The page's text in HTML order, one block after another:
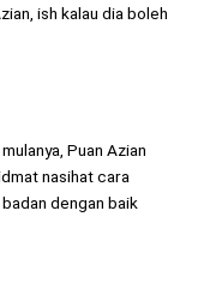
ish kalau dia boleh
Puan Azian
nasihat cara
dengan baik